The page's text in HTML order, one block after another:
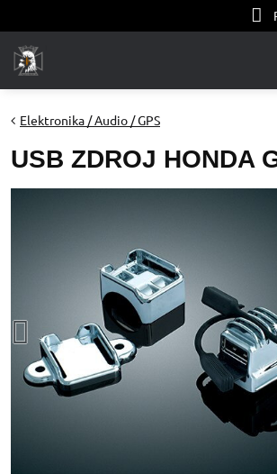
Elektronika / Audio / GPS
USB ZDROJ HONDA